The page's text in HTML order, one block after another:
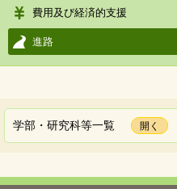
費用及び経済的支援
進路
学部・研究科等一覧